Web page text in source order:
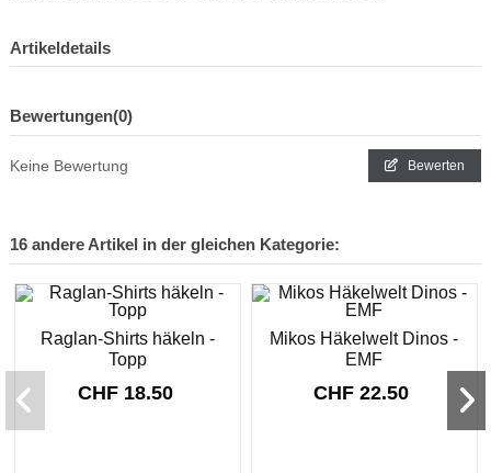
Artikeldetails
Bewertungen(0)
Keine Bewertung Bewerten
16 andere Artikel in der gleichen Kategorie:
Raglan-Shirts häkeln -
Topp
CHF 18.50
Mikos Häkelwelt Dinos -
EMF
CHF 22.50